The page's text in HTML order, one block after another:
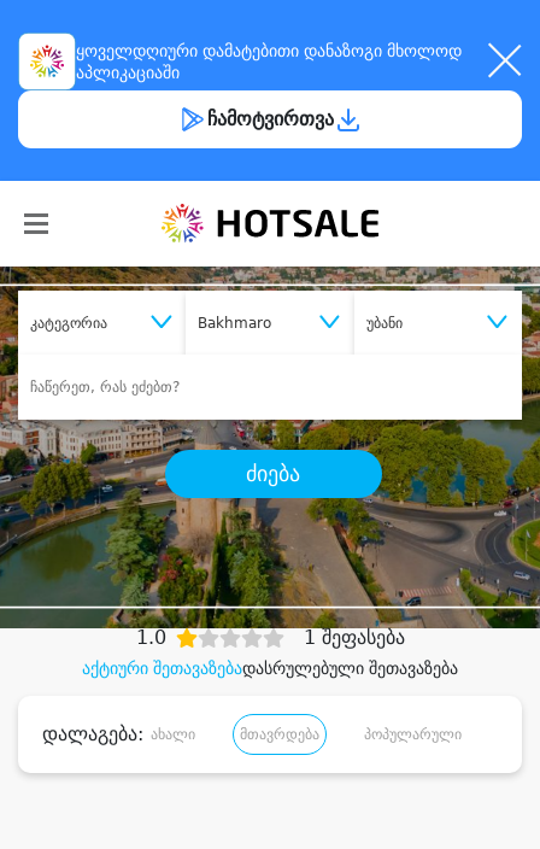
ყოველდღიური დამატებითი დანაზოგი მხოლოდ
აპლიკაციაში
ჩამოტვირთვა
კატეგორია Bakhmaro უბანი
ძიება
შეიძინესასურველი მომსახურება
დიდი დანაზოგით
აქტიური შეთავაზებადასრულებული შეთავაზება
1.0 1 შეფასება
დალაგება: ახალი მთავრდება პოპულარული